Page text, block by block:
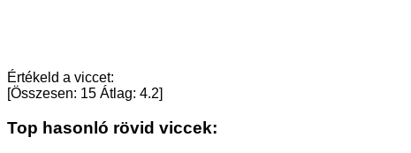
Értékeld a viccet:
[Összesen: 15 Átlag: 4.2]
Top hasonló rövid viccek: